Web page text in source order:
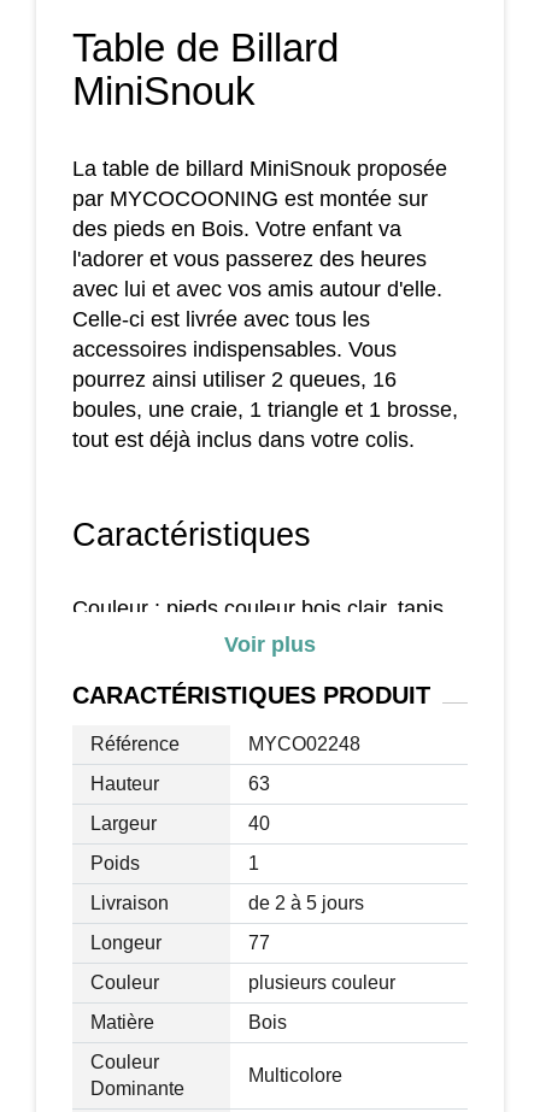
Table de Billard
MiniSnouk
La table de billard MiniSnouk proposée
par MYCOCOONING est montée sur
des pieds en Bois. Votre enfant va
l'adorer et vous passerez des heures
avec lui et avec vos amis autour d'elle.
Celle-ci est livrée avec tous les
accessoires indispensables. Vous
pourrez ainsi utiliser 2 queues, 16
boules, une craie, 1 triangle et 1 brosse,
tout est déjà inclus dans votre colis.
Caractéristiques
Couleur : pieds couleur bois clair, tapis
Montage : montage facile des pieds
imitation bois clair
Taille : taille compacte
Certifiée normes EN71-1, EN71-2 et
EN71-3
Matériaux principaux : MDF, velours et
bois massif
Dimensions totales : 77L x 40l x 63H
(cm)
Table certifiée normes EN71-1, EN71-2
et EN71-3
Voir plus
CARACTÉRISTIQUES PRODUIT
Référence
MYCO02248
Hauteur
63
Largeur
40
Poids
1
Livraison
de 2 à 5 jours
Longeur
77
Couleur
plusieurs couleur
Matière
Bois
Couleur
Dominante
Multicolore